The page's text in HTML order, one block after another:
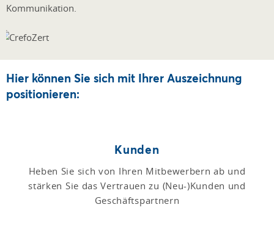
Kommunikation.
Hier können Sie sich mit Ihrer Auszeichnung
positionieren:
Kunden
Heben Sie sich von Ihren Mitbewerbern ab und
stärken Sie das Vertrauen zu (Neu-)Kunden und
Geschäftspartnern